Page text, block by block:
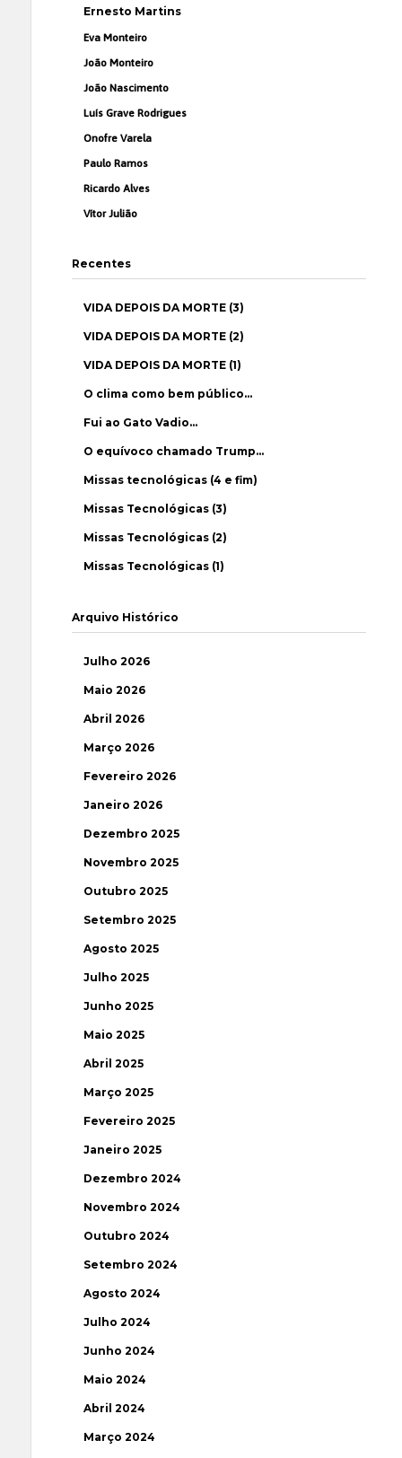
Ernesto Martins
Eva Monteiro
João Monteiro
João Nascimento
Luís Grave Rodrigues
Onofre Varela
Paulo Ramos
Ricardo Alves
Vítor Julião
Recentes
VIDA DEPOIS DA MORTE (3)
VIDA DEPOIS DA MORTE (2)
VIDA DEPOIS DA MORTE (1)
O clima como bem público…
Fui ao Gato Vadio…
O equívoco chamado Trump…
Missas tecnológicas (4 e fim)
Missas Tecnológicas (3)
Missas Tecnológicas (2)
Missas Tecnológicas (1)
Arquivo Histórico
Julho 2026
Maio 2026
Abril 2026
Março 2026
Fevereiro 2026
Janeiro 2026
Dezembro 2025
Novembro 2025
Outubro 2025
Setembro 2025
Agosto 2025
Julho 2025
Junho 2025
Maio 2025
Abril 2025
Março 2025
Fevereiro 2025
Janeiro 2025
Dezembro 2024
Novembro 2024
Outubro 2024
Setembro 2024
Agosto 2024
Julho 2024
Junho 2024
Maio 2024
Abril 2024
Março 2024